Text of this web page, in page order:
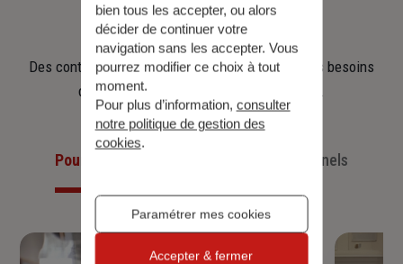
d'épargne
Des contrats clairs et flexibles pour sécuriser vos besoins
d’aujourd’hui et anticiper ceux de demain.
Pour les particuliers Pour les professionnels
bien tous les accepter, ou alors
décider de continuer votre
navigation sans les accepter. Vous
pourrez modifier ce choix à tout
moment.
Pour plus d’information, consulter
notre politique de gestion des
cookies.
Paramétrer mes cookies
Accepter & fermer